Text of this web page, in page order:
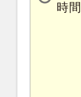
時間